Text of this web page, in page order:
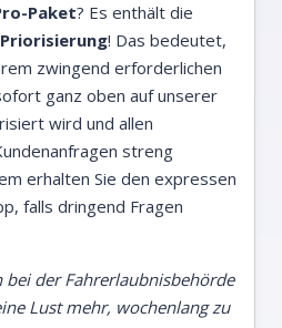
Paket? Es enthält die
! Das bedeutet,
zwingend erforderlichen
ganz oben auf unserer
wird und allen
streng
erhalten Sie den expressen
falls dringend Fragen
bei der Fahrerlaubnisbehörde
Lust mehr, wochenlang zu